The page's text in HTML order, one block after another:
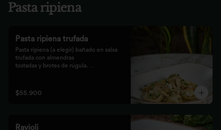
Pasta ripiena
Pasta ripiena trufada
Pasta ripiena (a elegir) bañado en salsa
trufada con almendras
tostadas y brotes de rúgula.
$55.900
Ravioli